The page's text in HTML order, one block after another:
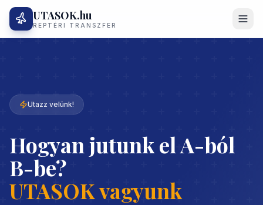
UTASOK.hu
REPTÉRI TRANSZFER
Utazz velünk!
Hogyan jutunk el A-ból
B-be?
UTASOK vagyunk